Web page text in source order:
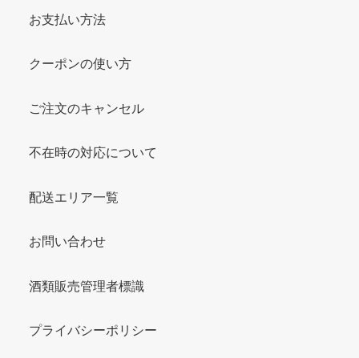
お支払い方法
クーポンの使い方
ご注文のキャンセル
不在時の対応について
配送エリア一覧
お問い合わせ
酒類販売管理者標識
プライバシーポリシー